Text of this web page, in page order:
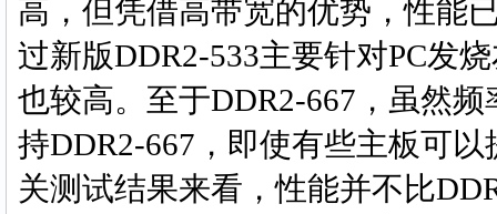
高，但凭借高带宽的优势，性能
过新版DDR2-533主要针对PC发
也较高。至于DDR2-667，虽然
持DDR2-667，即使有些主板可
关测试结果来看，性能并不比